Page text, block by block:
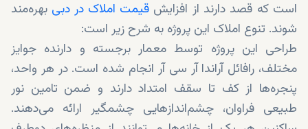
است که قصد دارند از افزایش قیمت املاک در دبی بهره‌مند
شوند. تنوع املاک این پروژه به شرح زیر است:
طراحی این پروژه توسط معمار برجسته و دارنده جوایز
مختلف، رافائل آراندا آر سی آر انجام شده است. در هر واحد،
پنجره‌ها از کف تا سقف امتداد دارند و ضمن تامین نور
طبیعی فراوان، چشم‌اندازهایی چشمگیر ارائه می‌دهند.